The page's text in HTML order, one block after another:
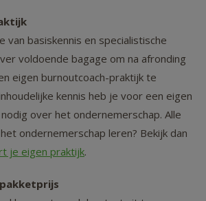
van basiskennis en specialistische
voldoende bagage om na afronding
eigen burnoutcoach-praktijk te
kennis heb je voor een eigen
over het ondernemerschap. Alle
ondernemerschap leren? Bekijk dan
je eigen praktijk.